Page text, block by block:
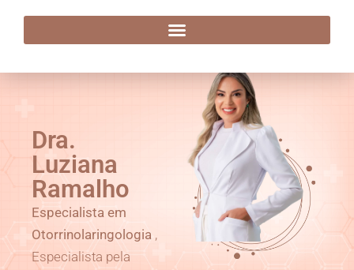
Dra. Luziana Ramalho
Dra.
Luziana
Ramalho
Especialista em
Otorrinolaringologia ,
Especialista pela